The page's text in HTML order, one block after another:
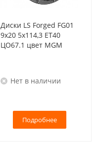
Диски LS Forged FG01
9x20 5x114,3 ET40
ЦО67.1 цвет MGM
Нет в наличии
Подробнее